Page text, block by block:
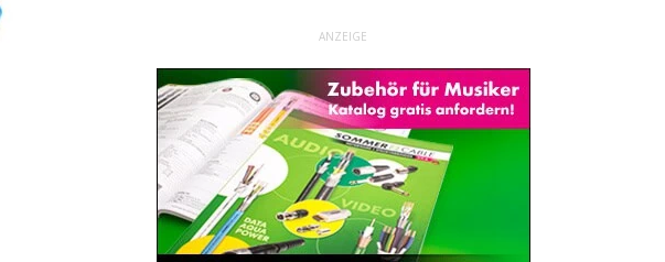
ANZEIGE